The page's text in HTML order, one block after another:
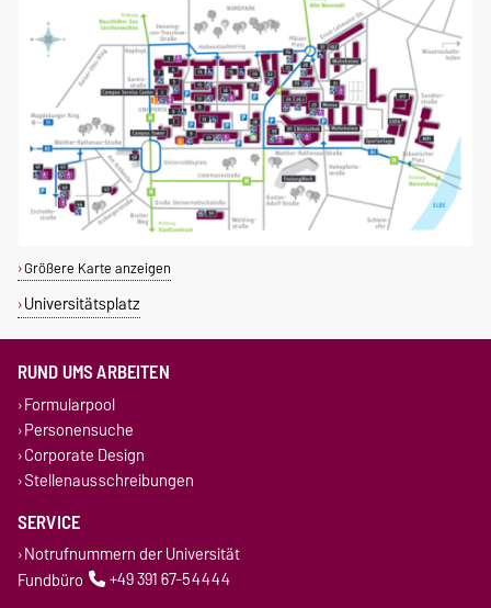
Größere Karte anzeigen
Universitätsplatz
RUND UMS ARBEITEN
Formularpool
Personensuche
Corporate Design
Stellenausschreibungen
SERVICE
Notrufnummern der Universität
Fundbüro
+49 391 67-54444